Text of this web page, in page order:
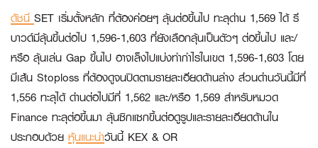
ดัชนี SET เริ่มตั้งหลัก ที่ต้องค่อยๆ ลุ้นต่อขึ้นไป ทะลุด่าน 1,569 ได้ รี
บาวด์มีลุ้นขึ้นต่อไป 1,596-1,603 ที่ยังเลือกลุ้นเป็นตัวๆ ต่อขึ้นไป และ/
หรือ ลุ้นเล่น Gap ขึ้นไป อาจเล็งไปแบ่งทำกำไรในเขต 1,596-1,603 โดย
มีเส้น Stoploss ที่ต้องดูจนปิดตามรายละเอียดด้านล่าง ส่วนด่านวันนี้มีที่
1,556 ทะลุได้ ด่านต่อไปมีที่ 1,562 และ/หรือ 1,569 สำหรับหมวด
Finance ทะลุต่อขึ้นมา ลุ้นซิกแซกขึ้นต่อดูรูปและรายละเอียดด้านใน
ประกอบด้วย หุ้นแนะนำวันนี้ KEX & OR